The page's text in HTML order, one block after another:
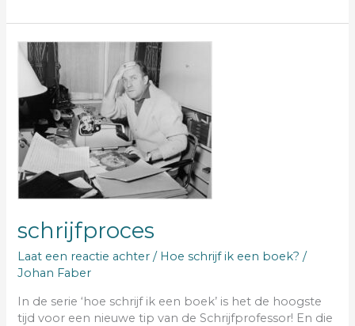
schrijfproces
Laat een reactie achter / Hoe schrijf ik een boek? /
Johan Faber
In de serie ‘hoe schrijf ik een boek’ is het de hoogste
tijd voor een nieuwe tip van de Schrijfprofessor! En die
schrijfproces